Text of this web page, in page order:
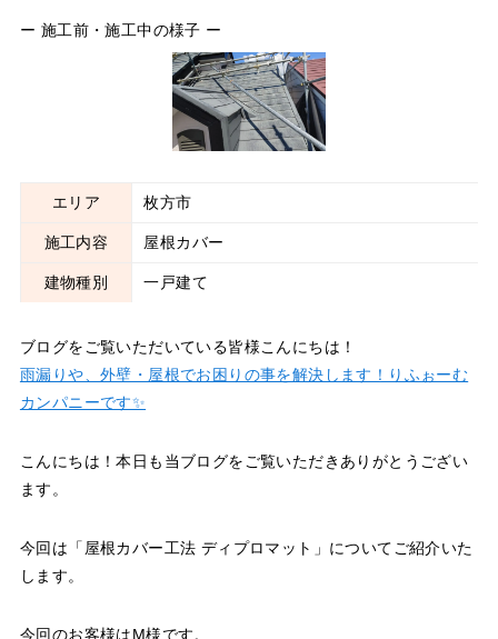
ー 施工前・施工中の様子 ー
エリア 枚方市
施工内容 屋根カバー
建物種別 一戸建て
ブログをご覧いただいている皆様こんにちは！
雨漏りや、外壁・屋根でお困りの事を解決します！りふぉーむ
カンパニーです✨
こんにちは！本日も当ブログをご覧いただきありがとうござい
ます。
今回は「屋根カバー工法 ディプロマット」についてご紹介いた
します。
今回のお客様はM様です。